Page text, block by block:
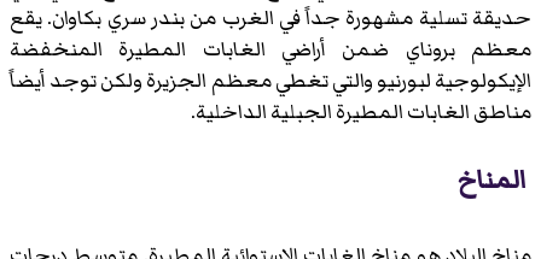
حديقة تسلية مشهورة جداً في الغرب من بندر سري بكاوان. يقع
معظم بروناي ضمن أراضي الغابات المطيرة المنخفضة
الإيكولوجية لبورنيو والتي تغطي معظم الجزيرة ولكن توجد أيضاً
مناطق الغابات المطيرة الجبلية الداخلية.
المناخ